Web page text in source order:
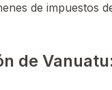
de impuestos
de